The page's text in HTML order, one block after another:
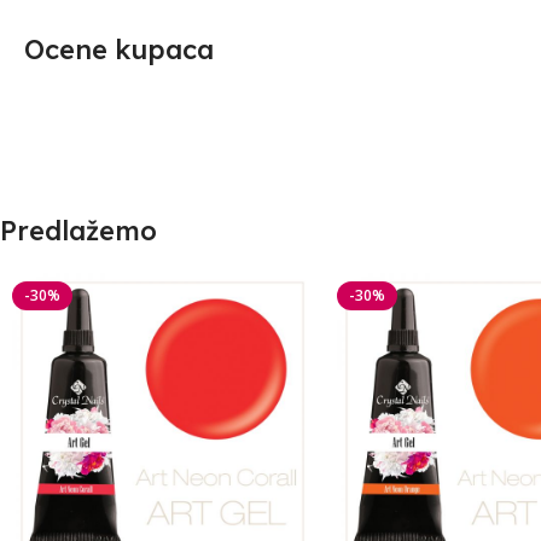
Ocene kupaca
Predlažemo
-30% -30%